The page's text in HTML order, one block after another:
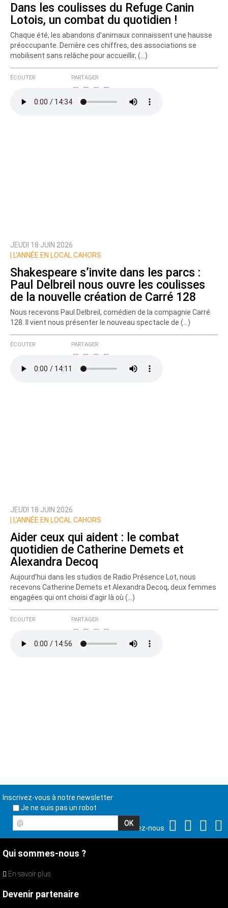
Dans les coulisses du Refuge Canin
Lotois, un combat du quotidien !
Chaque été, les abandons d’animaux connaissent une hausse
préoccupante. Derrière ces chiffres, des associations se
mobilisent sans relâche pour accueillir, (…)
ÉCOUTER PARTAGER
JEUDI 18 JUIN 2026
L’ANNÉE EN LOCAL CAHORS
Shakespeare s’invite dans les parcs :
Paul Delbreil nous ouvre les coulisses
de la nouvelle création de Carré 128
Nous recevons Paul Delbreil, comédien de la compagnie Carré
128. Il vient nous présenter le nouveau spectacle de (…)
ÉCOUTER PARTAGER
JEUDI 18 JUIN 2026
L’ANNÉE EN LOCAL CAHORS
Aider ceux qui aident : le combat
quotidien de Catherine Demets et
Alexandra Decoq
Aujourd’hui dans les studios de Radio Présence Lot, nous
recevons Catherine Demets et Alexandra Decoq, deux femmes
engagées qui ont choisi d’agir là où (…)
ÉCOUTER PARTAGER
Inscrivez-vous à notre newsletter
Je ne suis pas un robot
@
Suivez-nous
Qui sommes-nous ?
En savoir plus
Devenir partenaire